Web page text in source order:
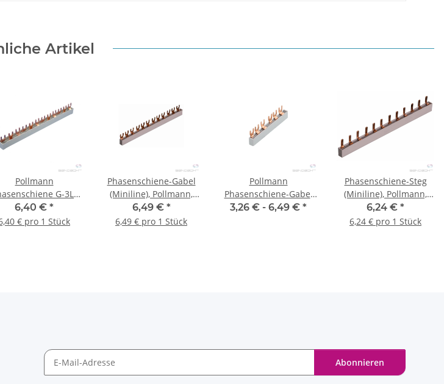
Artikel
Pollmann
G-3L-
210/10 Ci
6,40 € *
€ pro 1 Stück
Phasenschiene-Gabel
(Miniline), Pollmann,
12-teilig, 10 mm². 1-
polig - 1 Stk.
6,49 € *
6,49 € pro 1 Stück
Pollmann
Phasenschiene-Gabel
(Miniline) 10mm²/3-
3,26 € - 6,49 € *
Phasenschiene-Steg
(Miniline), Pollmann,
12-teilig, 10 mm². 1-
polig - 1 Stk.
6,24 € *
6,24 € pro 1 Stück
Abonnieren